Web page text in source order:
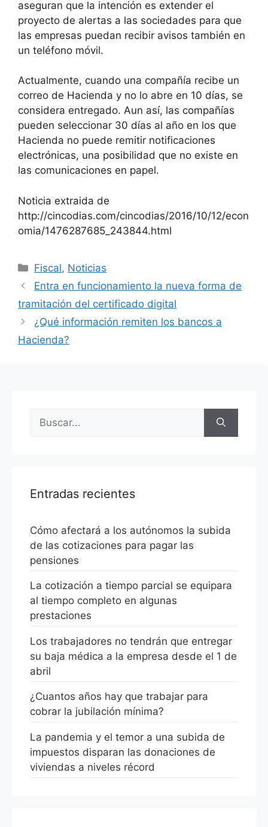
aseguran que la intención es extender el
proyecto de alertas a las sociedades para que
las empresas puedan recibir avisos también en
un teléfono móvil.
Actualmente, cuando una compañía recibe un
correo de Hacienda y no lo abre en 10 días, se
considera entregado. Aun así, las compañías
pueden seleccionar 30 días al año en los que
Hacienda no puede remitir notificaciones
electrónicas, una posibilidad que no existe en
las comunicaciones en papel.
Noticia extraida de
http://cincodias.com/cincodias/2016/10/12/econ
omia/1476287685_243844.html
Fiscal, Noticias
Entra en funcionamiento la nueva forma de
tramitación del certificado digital
¿Qué información remiten los bancos a
Hacienda?
Entradas recientes
Cómo afectará a los autónomos la subida
de las cotizaciones para pagar las
pensiones
La cotización a tiempo parcial se equipara
al tiempo completo en algunas
prestaciones
Los trabajadores no tendrán que entregar
su baja médica a la empresa desde el 1 de
abril
¿Cuantos años hay que trabajar para
cobrar la jubilación mínima?
La pandemia y el temor a una subida de
impuestos disparan las donaciones de
viviendas a niveles récord